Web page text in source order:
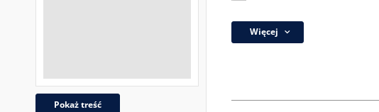
Pokaż treść
Więcej